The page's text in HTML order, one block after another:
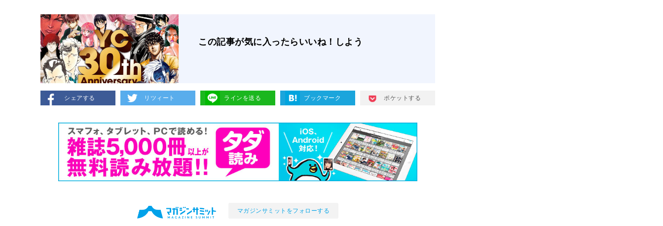
この記事が気に入ったらいいね！しよう
シェアする リツィート ラインを送る ブックマーク ポケットする
マガジンサミットをフォローする